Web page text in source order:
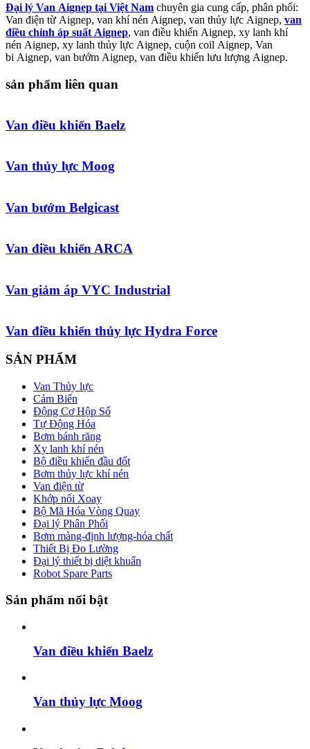
Đại lý Van Aignep tại Việt Nam chuyên gia cung cấp, phân phối:
Van điện từ Aignep, van khí nén Aignep, van thủy lực Aignep, van
điều chỉnh áp suất Aignep, van điều khiển Aignep, xy lanh khí
nén Aignep, xy lanh thủy lực Aignep, cuộn coil Aignep, Van
bi Aignep, van bướm Aignep, van điều khiển lưu lượng Aignep.
sản phẩm liên quan
Van điều khiển Baelz
Van thủy lực Moog
Van bướm Belgicast
Van điều khiển ARCA
Van giảm áp VYC Industrial
Van điều khiển thủy lực Hydra Force
SẢN PHẨM
Van Thủy lực
Cảm Biến
Động Cơ Hộp Số
Tự Động Hóa
Bơm bánh răng
Xy lanh khí nén
Bộ điều khiển đầu đốt
Bơm thủy lực khí nén
Van điện từ
Khớp nối Xoay
Bộ Mã Hóa Vòng Quay
Đại lý Phân Phối
Bơm màng-định lượng-hóa chất
Thiết Bị Đo Lường
Đại lý thiết bị diệt khuẩn
Robot Spare Parts
Sản phẩm nổi bật
Van điều khiển Baelz
Van thủy lực Moog